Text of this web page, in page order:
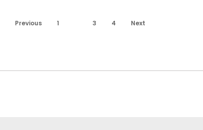
Previous 1 3 4 Next